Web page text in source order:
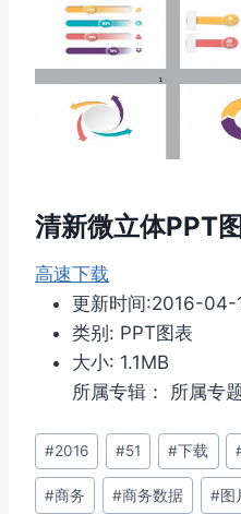
清新微立体PPT
高速下载
更新时间:2016-04-
类别: PPT图表
大小: 1.1MB
所属专辑： 所属专
文
章
标
#2016 #51 #下载
#商务 #商务数据 #图